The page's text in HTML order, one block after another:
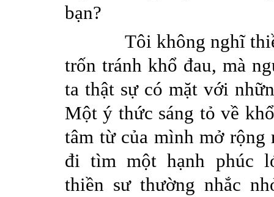
bạn?
Tôi không nghĩ
trốn tránh khổ đau, mà
ta thật sự có mặt với
Một ý thức sáng tỏ về khổ
tâm từ của mình mở rộng
đi tìm một hạnh phúc
thiền sư thường nhắc